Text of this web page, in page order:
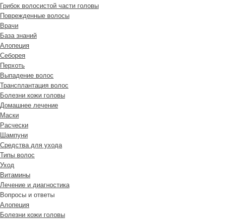
Грибок волосистой части головы
Поврежденные волосы
Врачи
База знаний
Алопеция
Себорея
Перхоть
Выпадение волос
Трансплантация волос
Болезни кожи головы
Домашнее лечение
Маски
Расчески
Шампуни
Средства для ухода
Типы волос
Уход
Витамины
Лечение и диагностика
Вопросы и ответы
Алопеция
Болезни кожи головы